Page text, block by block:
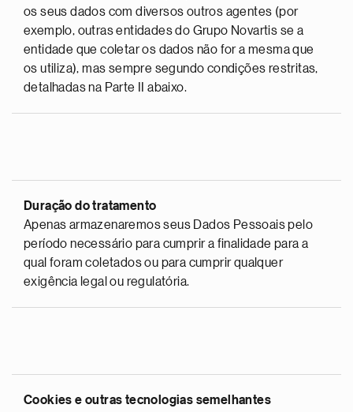
os seus dados com diversos outros agentes (por
exemplo, outras entidades do Grupo Novartis se a
entidade que coletar os dados não for a mesma que
os utiliza), mas sempre segundo condições restritas,
detalhadas na Parte II abaixo.
Duração do tratamento
Apenas armazenaremos seus Dados Pessoais pelo
período necessário para cumprir a finalidade para a
qual foram coletados ou para cumprir qualquer
exigência legal ou regulatória.
Cookies e outras tecnologias semelhantes